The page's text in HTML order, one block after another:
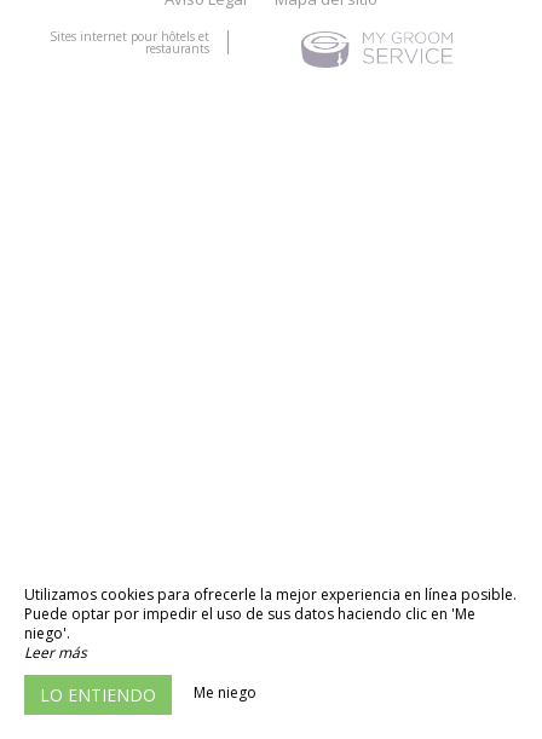
Sites internet pour hôtels et
restaurants
Utilizamos cookies para ofrecerle la mejor experiencia en línea posible.
Puede optar por impedir el uso de sus datos haciendo clic en 'Me
niego'.
Leer más
LO ENTIENDO Me niego